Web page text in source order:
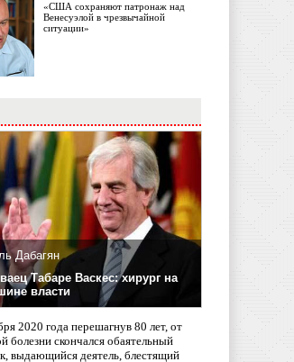
«США сохраняют патронаж над
Венесуэлой в чрезвычайной
ситуации»
Дабагян
Табаре Васкес: хирург на
власти
2020 года перешагнув 80 лет, от
болезни скончался обаятельный
выдающийся деятель, блестящий